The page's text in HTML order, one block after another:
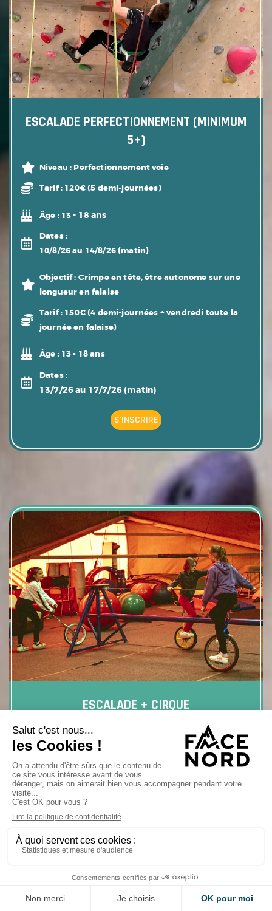
ESCALADE PERFECTIONNEMENT (MINIMUM
5+)
Niveau :Perfectionnement voie
Tarif : 120€ (5 demi-journées)
Âge :13- 18 ans
Dates :
10/8/26 au 14/8/26 (matin)
Objectif : Grimpe en tête, être autonome sur une
longueur en falaise
Tarif : 150€ (4 demi-journées + vendredi toute la
journée en falaise)
Âge :13 - 18 ans
Dates :
13/7/26 au 17/7/26 (matin)
S'INSCRIRE
ESCALADE + CIRQUE
Âge :8 - 12 ans
Dates :
10/8/26 au 14/8/26
Tarif:180€ (5 jours)
Inscriptionvia notre partenaire Ballistik en
cliquant sur le lien ci-dessous